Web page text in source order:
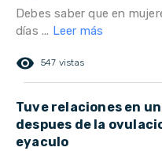
Debes saber que en
días ... Leer más
remove_red_eye 547 vistas
Tuve relaciones en
despues de la
eyaculo